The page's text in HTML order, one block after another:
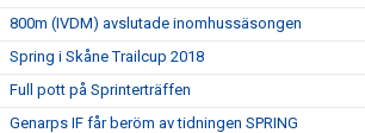
800m (IVDM) avslutade inomhussäsongen
Spring i Skåne Trailcup 2018
Full pott på Sprinterträffen
Genarps IF får beröm av tidningen SPRING